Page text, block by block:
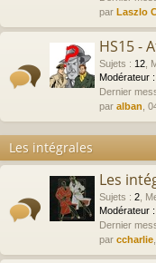
par Laszlo
HS15 -
Sujets : 12
Modérateur :
Dernier
par alban ,
Les intégrales
Les
Sujets : 2
Modérateur :
Dernier
par ccharlie